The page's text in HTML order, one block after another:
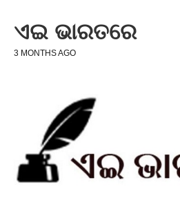
ଏଇ ଭାରତରେ
3 MONTHS AGO